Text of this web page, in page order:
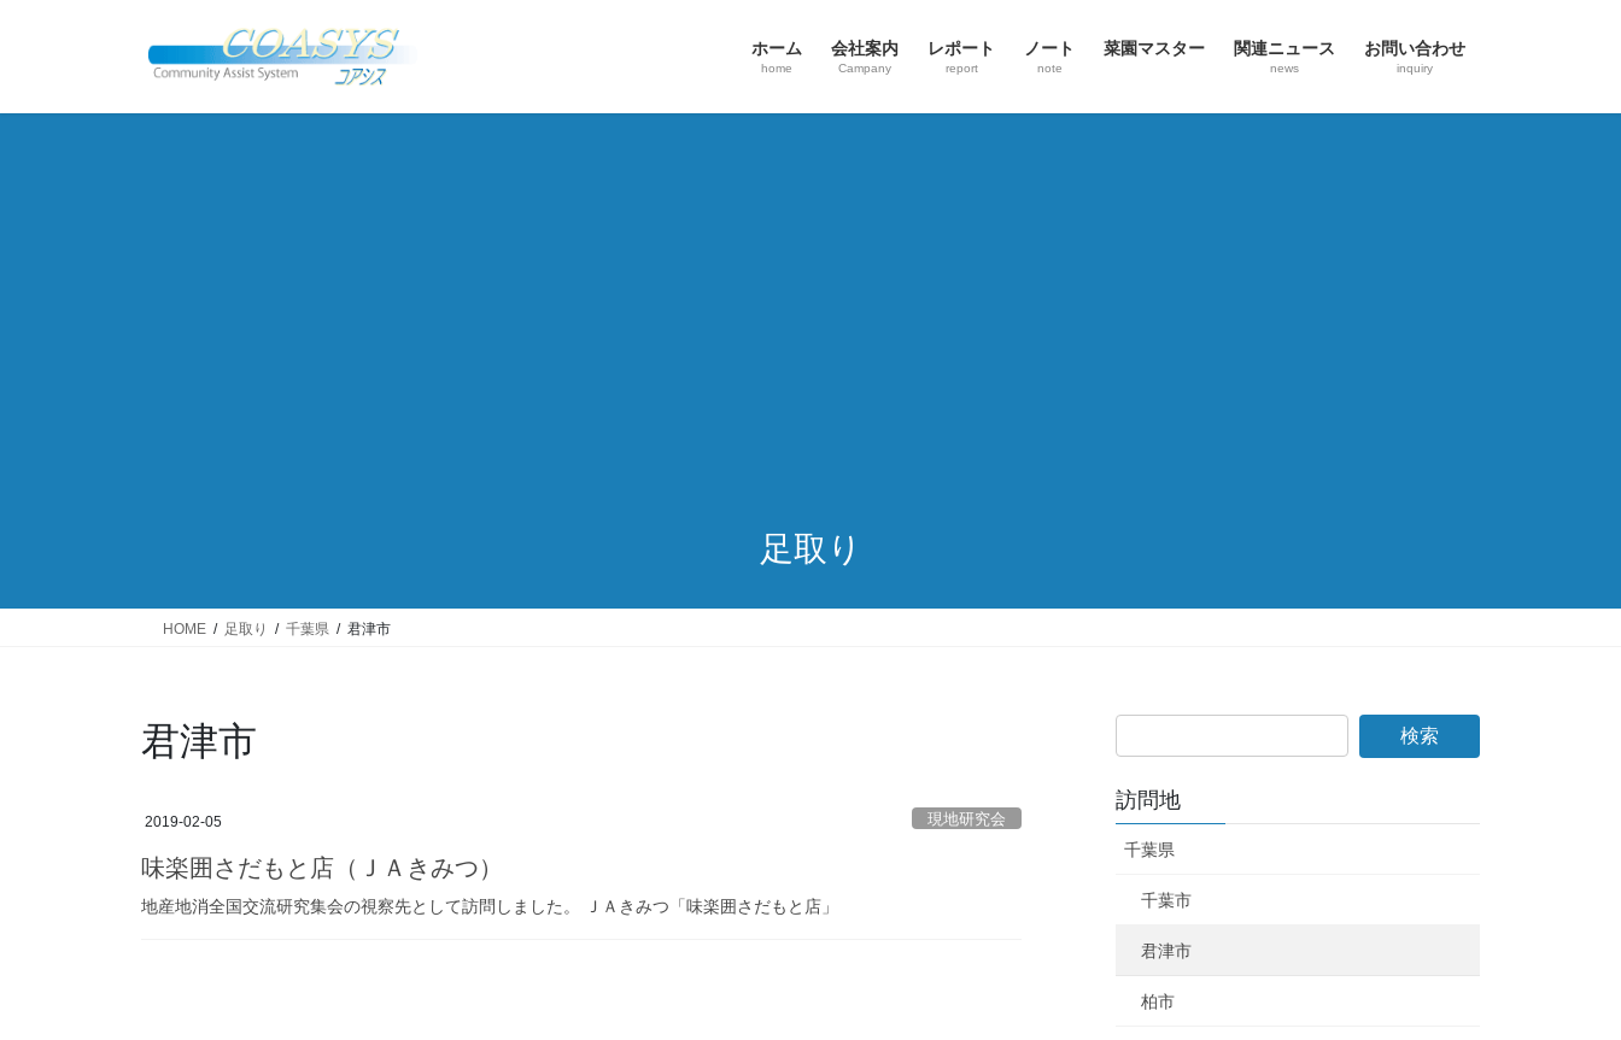
ホーム
home
会社案内
Campany
レポート
report
ノート
note
菜園マスター 関連ニュース
news
お問い合わせ
inquiry
足取り
HOME 足取り 千葉県 君津市
君津市
2019-02-05 現地研究会
味楽囲さだもと店（ＪＡきみつ）
地産地消全国交流研究集会の視察先として訪問しました。 ＪＡきみつ「味楽囲さだもと店」
訪問地
千葉県
千葉市
君津市
柏市